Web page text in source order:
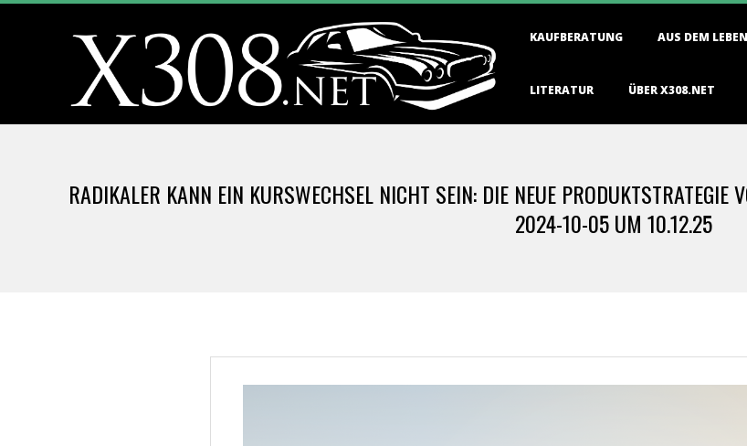
X
3
KAUFBERATUNG AUS DEM
LITERATUR ÜBER X308.NET
RADIKALER KANN EIN KURSWECHSEL NICHT SEIN: DIE NEUE PRODUKTSTRATEGIE
2024-10-05 UM 10.12.25